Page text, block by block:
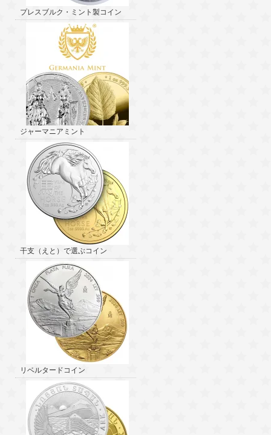
プレスブルク・ミント製コイン
ジャーマニアミント
干支（えと）で選ぶコイン
リベルタードコイン